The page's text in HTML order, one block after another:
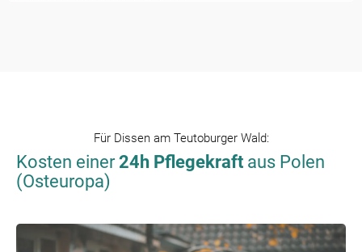
Für Dissen am Teutoburger Wald:
Kosten einer24h Pflegekraft aus Polen
(Osteuropa)